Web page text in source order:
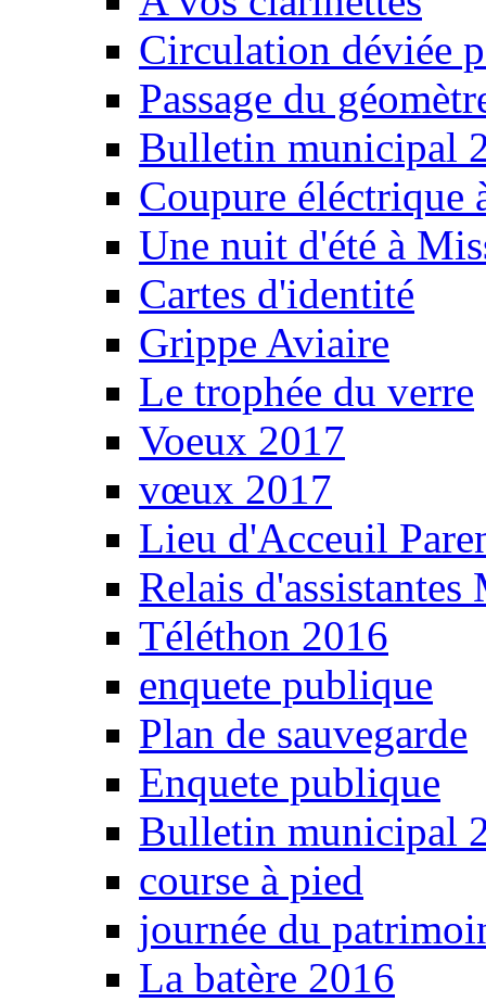
Circulation déviée
Passage du
Bulletin municipal
Coupure éléctrique
Une nuit d'été à
Cartes d'identité
Grippe Aviaire
Le trophée du verre
Voeux 2017
vœux 2017
Lieu d'Acceuil
Relais d'assistantes
Téléthon 2016
enquete publique
Plan de sauvegarde
Enquete publique
Bulletin municipal
course à pied
journée du
La batère 2016